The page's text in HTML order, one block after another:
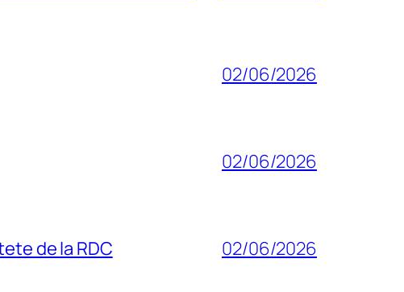
02/06/2026
02/06/2026
de la RDC 02/06/2026